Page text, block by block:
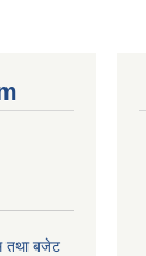
तथा बजेट